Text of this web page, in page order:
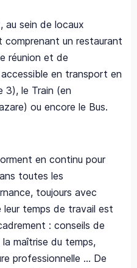
au sein de locaux
un restaurant
réunion et de
en transport en
3), le Train (en
ou encore le Bus.
en continu pour
toutes les
toujours avec
leur temps de travail est
: conseils de
maîtrise du temps,
professionnelle ... De